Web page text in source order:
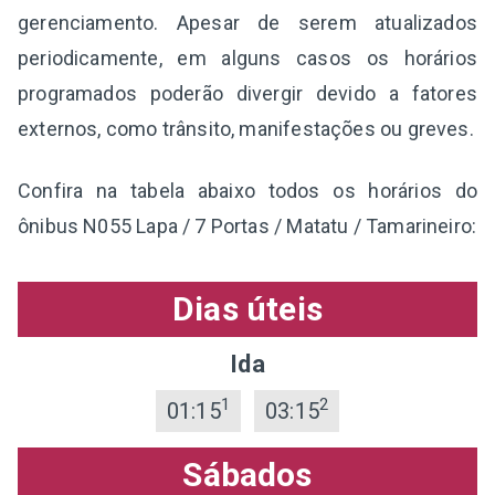
gerenciamento. Apesar de serem atualizados
periodicamente, em alguns casos os horários
programados poderão divergir devido a fatores
externos, como trânsito, manifestações ou greves.
Confira na tabela abaixo todos os horários do
ônibus N055 Lapa / 7 Portas / Matatu / Tamarineiro:
Dias úteis
Ida
01:151 03:152
Sábados